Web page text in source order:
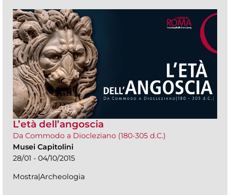
L’età dell’angoscia
Da Commodo a Diocleziano (180-305 d.C.)
Musei Capitolini
28/01 - 04/10/2015
Mostra|Archeologia